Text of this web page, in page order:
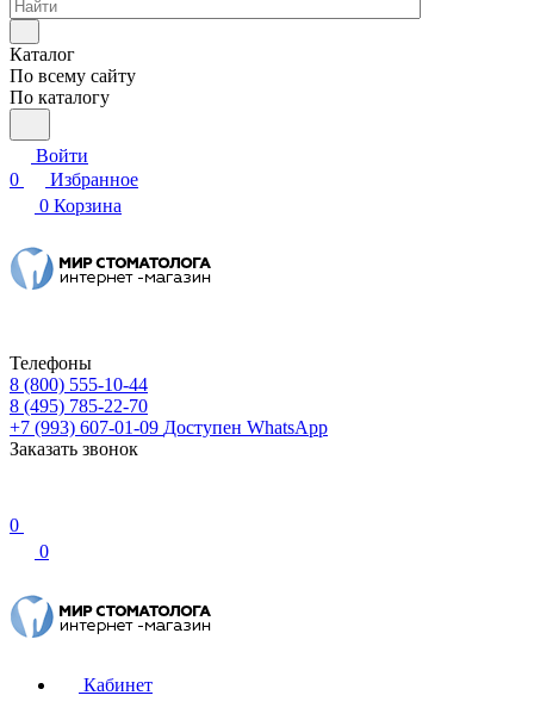
Каталог
По всему сайту
По каталогу
Войти
0
Избранное
0 Корзина
Телефоны
8 (800) 555-10-44
8 (495) 785-22-70
+7 (993) 607-01-09 Доступен WhatsApp
Заказать звонок
0
0
Кабинет